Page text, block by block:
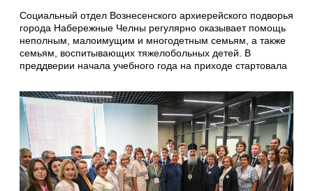
Социальный отдел Вознесенского архиерейского подворья
города Набережные Челны регулярно оказывает помощь
неполным, малоимущим и многодетным семьям, а также
семьям, воспитывающих тяжелобольных детей. В
преддверии начала учебного года на приходе стартовала